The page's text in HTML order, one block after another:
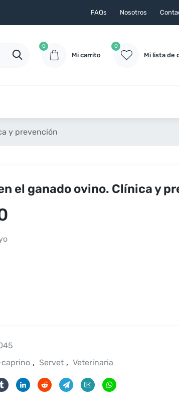
FAQs Nosotros
0
Mi carrito
0
Mi lista de
y prevención
el ganado ovino. Clínica y
, Servet , Veterinaria